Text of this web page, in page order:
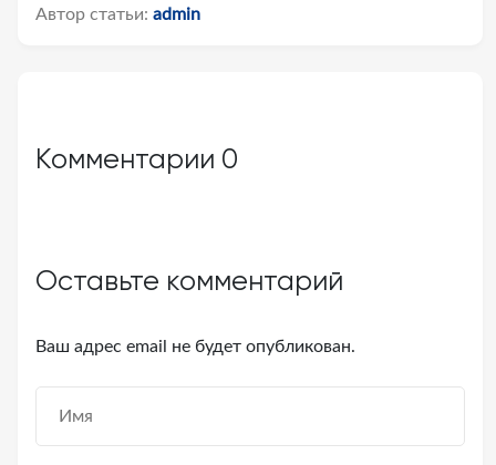
Автор статьи: admin
Комментарии 0
Оставьте комментарий
Ваш адрес email не будет опубликован.